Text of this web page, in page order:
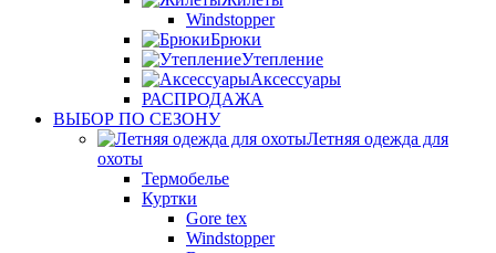
Windstopper
Брюки
Утепление
Аксессуары
РАСПРОДАЖА
ВЫБОР ПО СЕЗОНУ
Летняя одежда для
охоты
Термобелье
Куртки
Gore tex
Windstopper